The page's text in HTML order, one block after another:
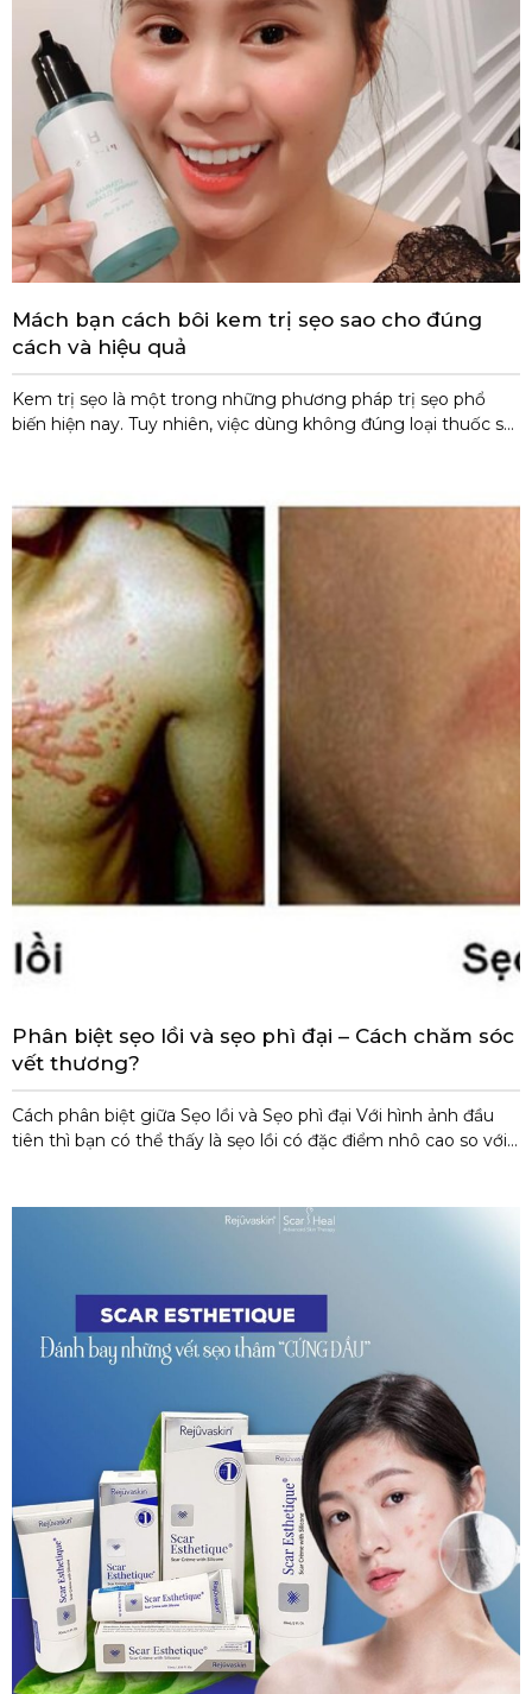
Mách bạn cách bôi kem trị sẹo sao cho đúng
cách và hiệu quả
Kem trị sẹo là một trong những phương pháp trị sẹo phổ
biến hiện nay. Tuy nhiên, việc dùng không đúng loại thuốc sẽ
Phân biệt sẹo lồi và sẹo phì đại – Cách chăm sóc
vết thương?
Cách phân biệt giữa Sẹo lồi và Sẹo phì đại Với hình ảnh đầu
tiên thì bạn có thể thấy là sẹo lồi có đặc điểm nhô cao so với